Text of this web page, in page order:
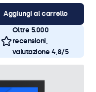
Aggiungi al carrello
Oltre 5.000
recensioni,
valutazione 4,8/5